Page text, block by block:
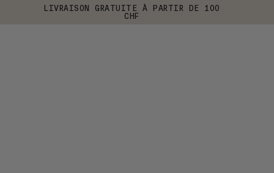
LIVRAISON GRATUITE À PARTIR DE 100
CHF